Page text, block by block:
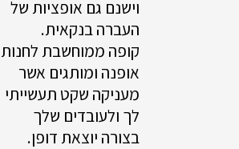
וישנם גם אופציות של
העברה בנקאית.
קופה ממוחשבת לחנות
אופנה ומותגים אשר
מעניקה שקט תעשייתי
לך ולעובדים שלך
בצורה יוצאת דופן.